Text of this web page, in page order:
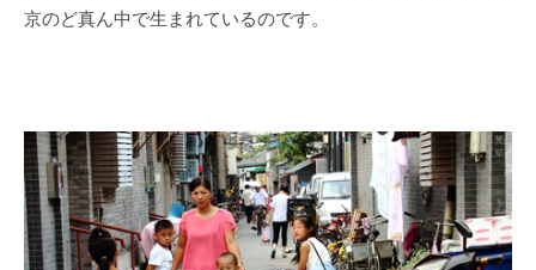
京のど真ん中で生まれているのです。